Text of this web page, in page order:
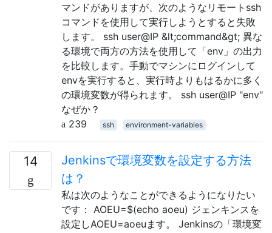
マンドがありますが、次のようなリモートssh
コマンドを使用して実行しようとすると失敗
します。 ssh user@IP &lt;command&gt; 異な
る環境で両方の方法を使用して「env」の出力
を比較します。手動でマシンにログインして
envを実行すると、実行時よりもはるかに多く
の環境変数が得られます。 ssh user@IP "env"
なぜか？
239
ssh environment-variables
14
Jenkinsで環境変数を設定する方法
は？
私は次のようなことができるようになりたい
です： AOEU=$(echo aoeu) ジェンキンスを
設定しAOEU=aoeuます。 Jenkinsの「環境変